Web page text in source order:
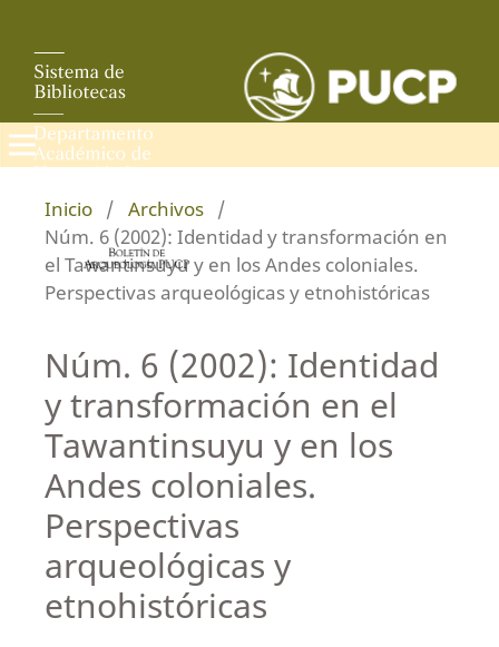
Inicio / Archivos /
Núm. 6 (2002): Identidad y transformación en
el Tawantinsuyu y en los Andes coloniales.
Perspectivas arqueológicas y etnohistóricas
Núm. 6 (2002): Identidad
y transformación en el
Tawantinsuyu y en los
Andes coloniales.
Perspectivas
arqueológicas y
etnohistóricas